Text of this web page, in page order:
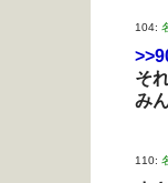
104:
そ
み
110: